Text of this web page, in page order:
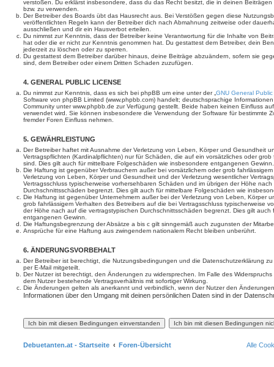
verstoßen. Du erklärst insbesondere, dass du das Recht besitzt, die in deinen
bzw. zu verwenden.
Der Betreiber des Boards übt das Hausrecht aus. Bei Verstößen gegen diese
veröffentlichten Regeln kann der Betreiber dich nach Abmahnung zeitweise oder
ausschließen und dir ein Hausverbot erteilen.
Du nimmst zur Kenntnis, dass der Betreiber keine Verantwortung für die Inhalte von
hat oder die er nicht zur Kenntnis genommen hat. Du gestattest dem Betreiber, dein
jederzeit zu löschen oder zu sperren.
Du gestattest dem Betreiber darüber hinaus, deine Beiträge abzuändern, sofern sie
sind, dem Betreiber oder einem Dritten Schaden zuzufügen.
4. GENERAL PUBLIC LICENSE
Du nimmst zur Kenntnis, dass es sich bei phpBB um eine unter der „ GNU General
Software von phpBB Limited (www.phpbb.com) handelt; deutschsprachige
Community unter www.phpbb.de zur Verfügung gestellt. Beide haben keinen Einfluss
verwendet wird. Sie können insbesondere die Verwendung der Software für bestimmte
fremder Foren Einfluss nehmen.
5. GEWÄHRLEISTUNG
Der Betreiber haftet mit Ausnahme der Verletzung von Leben, Körper und Gesundheit
Vertragspflichten (Kardinalpflichten) nur für Schäden, die auf ein vorsätzliches oder
sind. Dies gilt auch für mittelbare Folgeschäden wie insbesondere entgangenen Gewinn.
Die Haftung ist gegenüber Verbrauchern außer bei vorsätzlichem oder grob
Verletzung von Leben, Körper und Gesundheit und der Verletzung wesentlicher
Vertragsschluss typischerweise vorhersehbaren Schäden und im übrigen der Höhe
Durchschnittsschäden begrenzt. Dies gilt auch für mittelbare Folgeschäden wie
Die Haftung ist gegenüber Unternehmern außer bei der Verletzung von Leben, Körper
grob fahrlässigem Verhalten des Betreibers auf die bei Vertragsschluss typischerweise
der Höhe nach auf die vertragstypischen Durchschnittsschäden begrenzt. Dies gilt
entgangenen Gewinn.
Die Haftungsbegrenzung der Absätze a bis c gilt sinngemäß auch zugunsten der
Ansprüche für eine Haftung aus zwingendem nationalem Recht bleiben unberührt.
6. ÄNDERUNGSVORBEHALT
Der Betreiber ist berechtigt, die Nutzungsbedingungen und die Datenschutzerklärung
per E-Mail mitgeteilt.
Der Nutzer ist berechtigt, den Änderungen zu widersprechen. Im Falle des
dem Nutzer bestehende Vertragsverhältnis mit sofortiger Wirkung.
Die Änderungen gelten als anerkannt und verbindlich, wenn der Nutzer den
Informationen über den Umgang mit deinen persönlichen Daten sind in der
Debuetanten.at - Startseite Foren-Übersicht Alle